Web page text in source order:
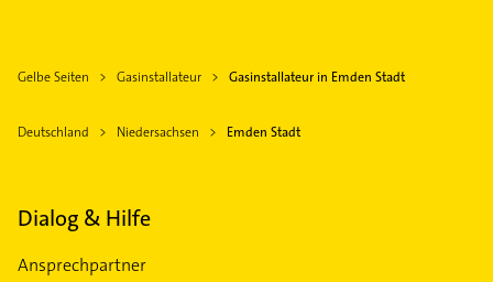
Gelbe Seiten Gasinstallateur Gasinstallateur in Emden Stadt
Deutschland Niedersachsen Emden Stadt
Dialog & Hilfe
Ansprechpartner